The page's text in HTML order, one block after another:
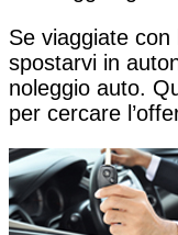
Se viaggiate
spostarvi in
noleggio auto.
per cercare